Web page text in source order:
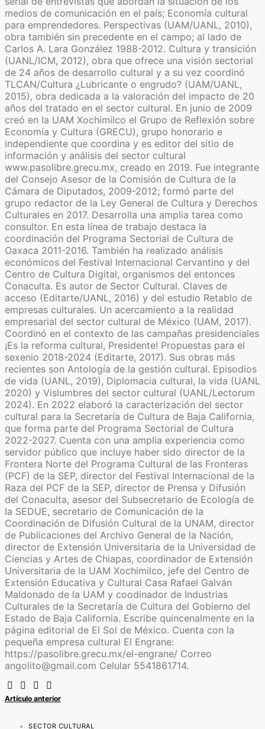
medios de comunicación en el país; Economía cultural
para emprendedores. Perspectivas (UAM/UANL, 2010),
obra también sin precedente en el campo; al lado de
Carlos A. Lara González 1988-2012. Cultura y transición
(UANL/ICM, 2012), obra que ofrece una visión sectorial
de 24 años de desarrollo cultural y a su vez coordinó
TLCAN/Cultura ¿Lubricante o engrudo? (UAM/UANL,
2015), obra dedicada a la valoración del impacto de 20
años del tratado en el sector cultural. En junio de 2009
creó en la UAM Xochimilco el Grupo de Reflexión sobre
Economía y Cultura (GRECU), grupo honorario e
independiente que coordina y es editor del sitio de
información y análisis del sector cultural
www.pasolibre.grecu.mx, creado en 2019. Fue integrante
del Consejo Asesor de la Comisión de Cultura de la
Cámara de Diputados, 2009-2012; formó parte del
grupo redactor de la Ley General de Cultura y Derechos
Culturales en 2017. Desarrolla una amplia tarea como
consultor. En esta línea de trabajo destaca la
coordinación del Programa Sectorial de Cultura de
Oaxaca 2011-2016. También ha realizado análisis
económicos del Festival Internacional Cervantino y del
Centro de Cultura Digital, organismos del entonces
Conaculta. Es autor de Sector Cultural. Claves de
acceso (Editarte/UANL, 2016) y del estudio Retablo de
empresas culturales. Un acercamiento a la realidad
empresarial del sector cultural de México (UAM, 2017).
Coordinó en el contexto de las campañas presidenciales
¡Es la reforma cultural, Presidente! Propuestas para el
sexenio 2018-2024 (Editarte, 2017). Sus obras más
recientes son Antología de la gestión cultural. Episodios
de vida (UANL, 2019), Diplomacia cultural, la vida (UANL
2020) y Vislumbres del sector cultural (UANL/Lectorum
2024). En 2022 elaboró la caracterización del sector
cultural para la Secretaría de Cultura de Baja California,
que forma parte del Programa Sectorial de Cultura
2022-2027. Cuenta con una amplia experiencia como
servidor público que incluye haber sido director de la
Frontera Norte del Programa Cultural de las Fronteras
(PCF) de la SEP, director del Festival Internacional de la
Raza del PCF de la SEP, director de Prensa y Difusión
del Conaculta, asesor del Subsecretario de Ecología de
la SEDUE, secretario de Comunicación de la
Coordinación de Difusión Cultural de la UNAM, director
de Publicaciones del Archivo General de la Nación,
director de Extensión Universitaria de la Universidad de
Ciencias y Artes de Chiapas, coordinador de Extensión
Universitaria de la UAM Xochimilco, jefe del Centro de
Extensión Educativa y Cultural Casa Rafael Galván
Maldonado de la UAM y coodinador de Industrias
Culturales de la Secretaría de Cultura del Gobierno del
Estado de Baja California. Escribe quincenalmente en la
página editorial de El Sol de México. Cuenta con la
pequeña empresa cultural El Engrane:
https://pasolibre.grecu.mx/el-engrane/ Correo
angolito@gmail.com Celular 5541861714.
Artículo anterior
SECTOR CULTURAL